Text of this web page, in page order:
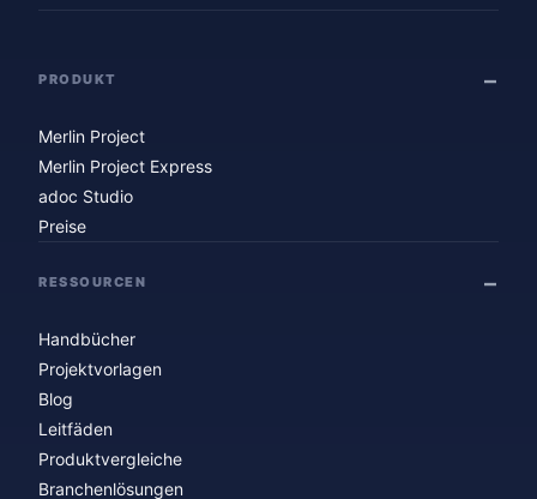
PRODUKT
Merlin Project
Merlin Project Express
adoc Studio
Preise
RESSOURCEN
Handbücher
Projektvorlagen
Blog
Leitfäden
Produktvergleiche
Branchenlösungen